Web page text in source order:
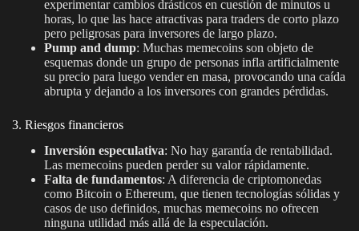
experimentar cambios drásticos en cuestión de minutos u
horas, lo que las hace atractivas para traders de corto plazo
pero peligrosas para inversores de largo plazo.
Pump and dump: Muchas memecoins son objeto de
esquemas donde un grupo de personas infla artificialmente
su precio para luego vender en masa, provocando una caída
abrupta y dejando a los inversores con grandes pérdidas.
3. Riesgos financieros
Inversión especulativa: No hay garantía de rentabilidad.
Las memecoins pueden perder su valor rápidamente.
Falta de fundamentos: A diferencia de criptomonedas
como Bitcoin o Ethereum, que tienen tecnologías sólidas y
casos de uso definidos, muchas memecoins no ofrecen
ninguna utilidad más allá de la especulación.